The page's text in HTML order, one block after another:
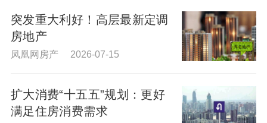
突发重大利好！高层最新定调
房地产
凤凰网房产 2026-07-15
扩大消费“十五五”规划：更好
满足住房消费需求